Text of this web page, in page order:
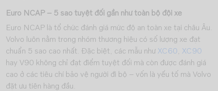
Euro NCAP – 5 sao tuyệt đối gần như toàn bộ đội xe
Euro NCAP là tổ chức đánh giá mức độ an toàn xe tại châu Âu.
Volvo luôn nằm trong nhóm thương hiệu có số lượng xe đạt
chuẩn 5 sao cao nhất. Đặc biệt, các mẫu như XC60, XC90
hay V90 không chỉ đạt điểm tuyệt đối mà còn được đánh giá
cao ở các tiêu chí bảo vệ người đi bộ – vốn là yếu tố mà Volvo
đặt ưu tiên hàng đầu.